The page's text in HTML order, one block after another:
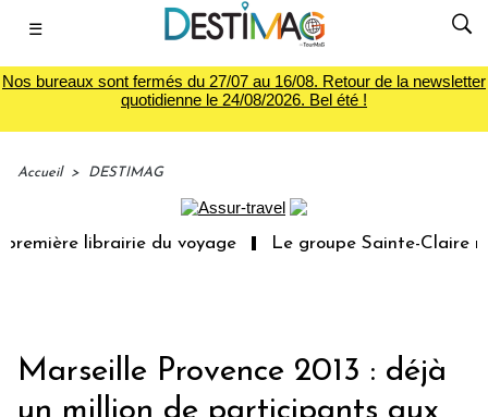
☰
Nos bureaux sont fermés du 27/07 au 16/08. Retour de la newsletter
quotidienne le 24/08/2026. Bel été !
Accueil > DESTIMAG
librairie du voyage Le groupe Sainte-Claire
Marseille Provence 2013 : déjà